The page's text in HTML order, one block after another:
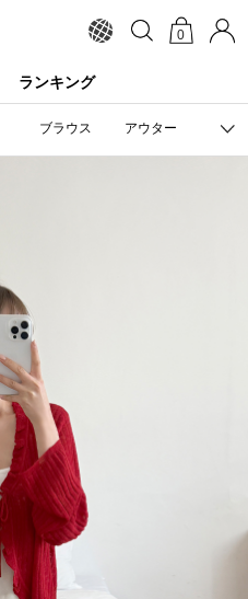
0
ランキング
ブラウス アウター